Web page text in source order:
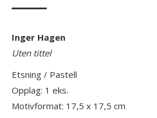
Inger Hagen
Uten tittel
Etsning / Pastell
Opplag: 1 eks.
Motivformat: 17,5 x 17,5 cm